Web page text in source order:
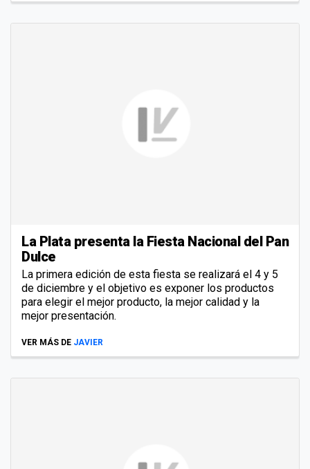
La Plata presenta la Fiesta Nacional del Pan
Dulce
La primera edición de esta fiesta se realizará el 4 y 5
de diciembre y el objetivo es exponer los productos
para elegir el mejor producto, la mejor calidad y la
mejor presentación.
VER MÁS DE JAVIER